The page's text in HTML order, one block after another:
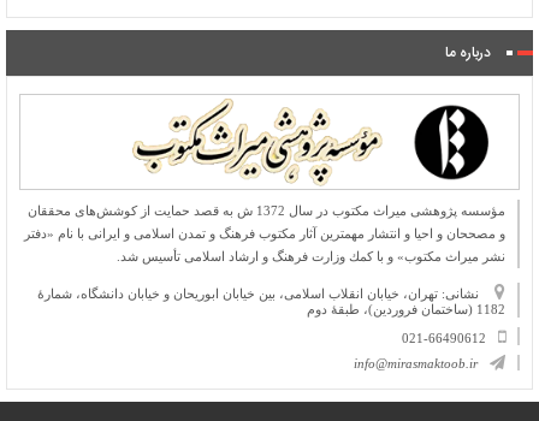
درباره ما
مؤسسه پژوهشی میراث مكتوب در سال 1372 ش به قصد حمایت از كوشش‌های محققان
و مصححان و احیا و انتشار مهمترین آثار مكتوب فرهنگ و تمدن اسلامی و ایرانی با نام «دفتر
نشر میراث مكتوب» و با كمك وزارت فرهنگ و ارشاد اسلامی تأسیس شد.
نشانی: تهران، خیابان انقلاب اسلامی، بین خیابان ابوریحان و خیابان دانشگاه، شمارۀ
1182 (ساختمان فروردین)، طبقۀ دوم
021-66490612
info@mirasmaktoob.ir